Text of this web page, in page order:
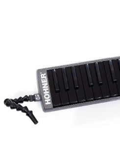
キーボード
管楽器